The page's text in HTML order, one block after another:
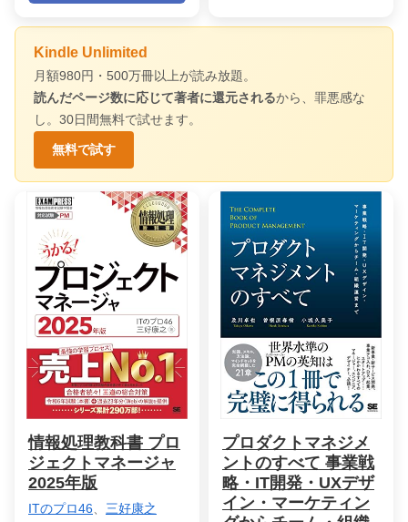
Kindle Unlimited
月額980円・500万冊以上が読み放題。
読んだページ数に応じて著者に還元されるから、罪悪感な
し。30日間無料で試せます。
無料で試す
情報処理教科書 プロ
ジェクトマネージャ
2025年版
ITのプロ46 三好康之
プロダクトマネジメ
ントのすべて 事業戦
略・IT開発・UXデザ
イン・マーケティン